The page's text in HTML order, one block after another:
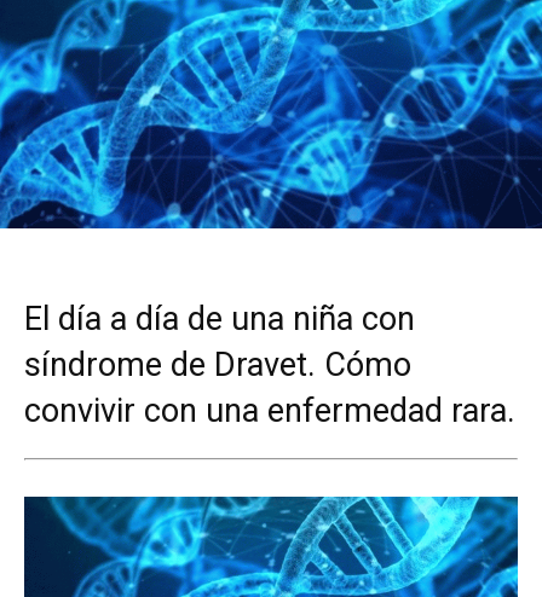
El día a día de una niña con
síndrome de Dravet. Cómo
convivir con una enfermedad rara.